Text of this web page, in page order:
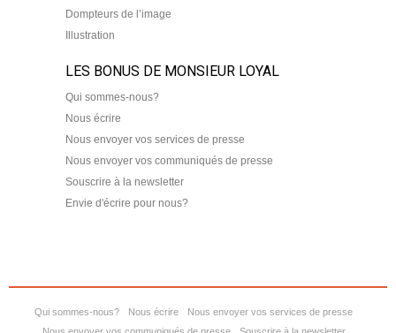
Dompteurs de l’image
Illustration
LES BONUS DE MONSIEUR LOYAL
Qui sommes-nous?
Nous écrire
Nous envoyer vos services de presse
Nous envoyer vos communiqués de presse
Souscrire à la newsletter
Envie d'écrire pour nous?
Qui sommes-nous? Nous écrire
Nous envoyer vos services de presse